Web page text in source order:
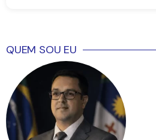
QUEM SOU EU